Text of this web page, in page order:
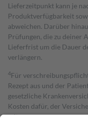
Lieferzeitpunkt kann je
Produktverfügbarkeit
abweichen. Darüber
Prüfungen, die zu deiner
Lieferfrist um die Dauer
verlängern.
4Für
Rezept aus und der
gesetzliche
Kosten dafür, der
mit.